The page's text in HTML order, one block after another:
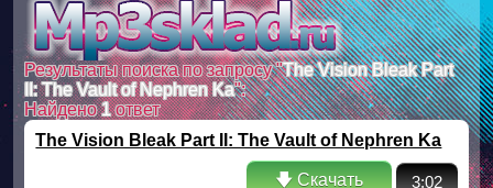
Результаты поиска по запросу "The Vision Bleak Part
II: The Vault of Nephren Ka":
Найдено1ответ
The Vision Bleak Part II: The Vault of Nephren Ka
🡇 Скачать 3:02